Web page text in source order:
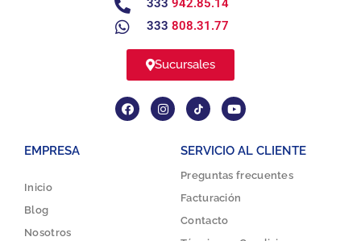
333 942.85.14
333 808.31.77
Sucursales
EMPRESA
Inicio
Blog
Nosotros
SERVICIO AL CLIENTE
Preguntas frecuentes
Facturación
Contacto